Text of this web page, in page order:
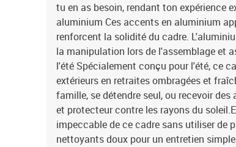
tu en as besoin, rendant ton expérience
aluminium Ces accents en aluminium
renforcent la solidité du cadre.
la manipulation lors de l'assemblage et
l'été Spécialement conçu pour l'été, ce
extérieurs en retraites ombragées et
famille, se détendre seul, ou recevoir
et protecteur contre les rayons du
impeccable de ce cadre sans utiliser de
nettoyants doux pour un entretien